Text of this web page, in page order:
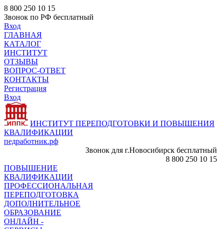
8 800 250 10 15
Звонок по РФ бесплатный
Вход
ГЛАВНАЯ
КАТАЛОГ
ИНСТИТУТ
ОТЗЫВЫ
ВОПРОС-ОТВЕТ
КОНТАКТЫ
Регистрация
Вход
ИНСТИТУТ ПЕРЕПОДГОТОВКИ И ПОВЫШЕНИЯ
КВАЛИФИКАЦИИ
педработник.рф
Звонок для г.Новосибирск бесплатный
8 800 250 10 15
ПОВЫШЕНИЕ
КВАЛИФИКАЦИИ
ПРОФЕССИОНАЛЬНАЯ
ПЕРЕПОДГОТОВКА
ДОПОЛНИТЕЛЬНОЕ
ОБРАЗОВАНИЕ
ОНЛАЙН -